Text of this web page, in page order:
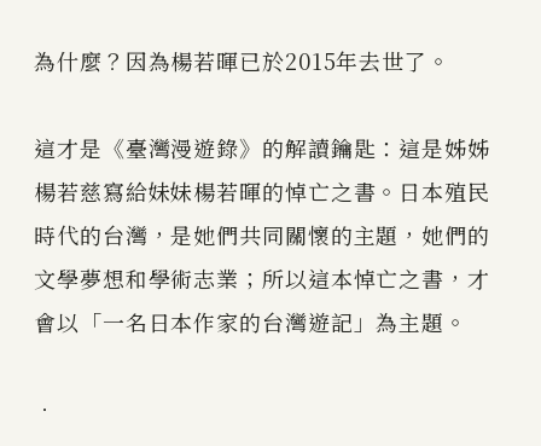
為什麼？因為楊若暉已於2015年去世了。
這才是《臺灣漫遊錄》的解讀鑰匙：這是姊姊
楊若慈寫給妹妹楊若暉的悼亡之書。日本殖民
時代的台灣，是她們共同關懷的主題，她們的
文學夢想和學術志業；所以這本悼亡之書，才
會以「一名日本作家的台灣遊記」為主題。
．